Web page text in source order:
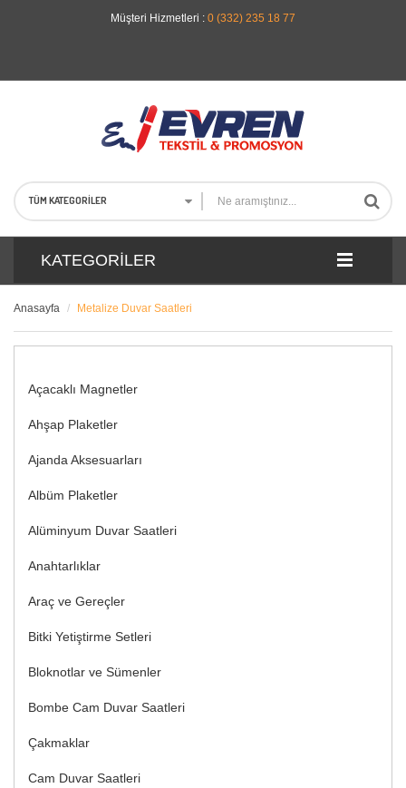
Müşteri Hizmetleri : 0 (332) 235 18 77
TÜM KATEGORILER
KATEGORILER
Anasayfa Metalize Duvar Saatleri
Açacaklı Magnetler
Ahşap Plaketler
Ajanda Aksesuarları
Albüm Plaketler
Alüminyum Duvar Saatleri
Anahtarlıklar
Araç ve Gereçler
Bitki Yetiştirme Setleri
Bloknotlar ve Sümenler
Bombe Cam Duvar Saatleri
Çakmaklar
Cam Duvar Saatleri